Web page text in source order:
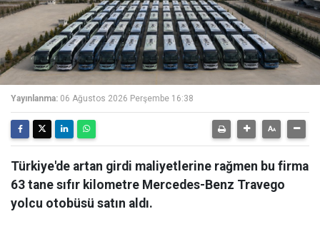
Yayınlanma: 06 Ağustos 2026 Perşembe 16:38
Türkiye'de artan girdi maliyetlerine rağmen bu firma
63 tane sıfır kilometre Mercedes-Benz Travego
yolcu otobüsü satın aldı.